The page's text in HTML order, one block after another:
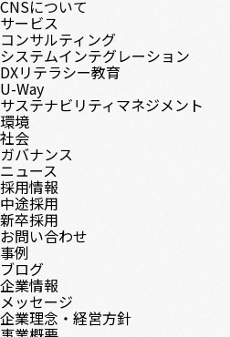
CNSについて
サービス
コンサルティング
システムインテグレーション
DXリテラシー教育
U-Way
サステナビリティマネジメント
環境
社会
ガバナンス
ニュース
採用情報
中途採用
新卒採用
お問い合わせ
事例
ブログ
企業情報
メッセージ
企業理念・経営方針